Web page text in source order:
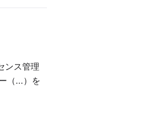
ンス管理
（...）を